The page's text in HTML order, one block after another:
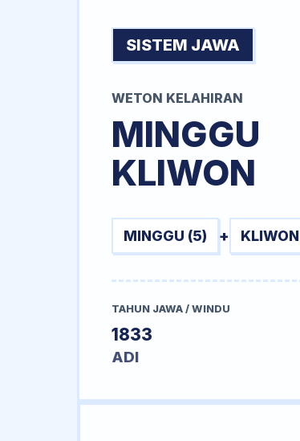
SISTEM JAWA
WETON KELAHIRAN
MINGGU
KLIWON
MINGGU (5) +
TAHUN JAWA / WINDU
1833
ADI